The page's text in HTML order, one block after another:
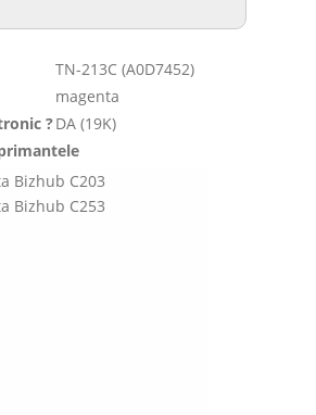
TN-213C (A0D7452)
magenta
?DA (19K)
Bizhub C203
Bizhub C253